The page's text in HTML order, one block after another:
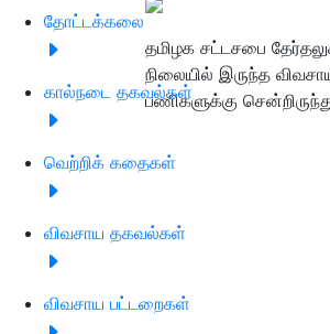
தோட்டக்கலை
கால்நடை தகவல்கள்
வெற்றிக் கதைகள்
விவசாய தகவல்கள்
விவசாய பட்டறைகள்
தமிழக சட்டசபை
நிலையில் இருந்த
பணிகளுக்கு